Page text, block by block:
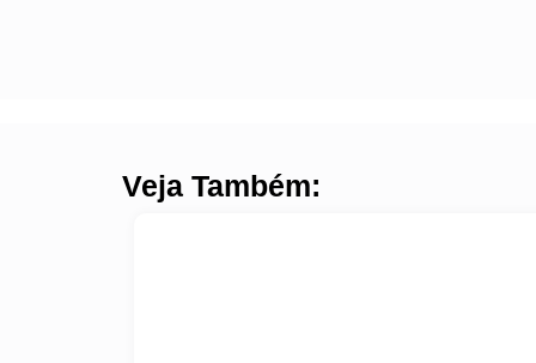
Veja Também: